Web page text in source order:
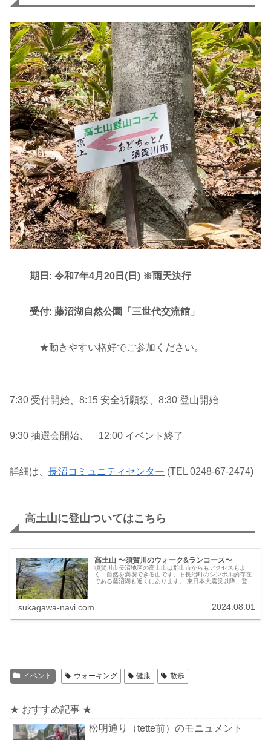
期日: 令和7年4月20日(日) ※雨天決行
受付: 藤沼湖自然公園「三世代交流館」
★動きやすい格好でご参加ください。
7:30 受付開始、8:15 安全祈願祭、8:30 登山開始
9:30 抽選会開始、 12:00 イベント終了
詳細は、 長沼コミュニティセンター (TEL 0248-67-2474)
高土山に登山ついてはこちら
高土山 〜須賀川のウォーク&ランコース〜
須賀川市長沼地区の高土山は郡山市からもアクセスもよ
く、自然を満喫できる山です。旧長沼町のシンボル的存在
である藤沼湖も近くにあります。 東日本大震災以降、登山
sukagawa-navi.com 2024.08.01
イベント ウォーキング 健康 散歩
★ おすすめ記事 ★
松明通り（tette前）のモニュメント